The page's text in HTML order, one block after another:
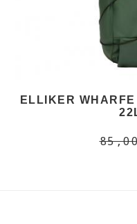
ELLIKER